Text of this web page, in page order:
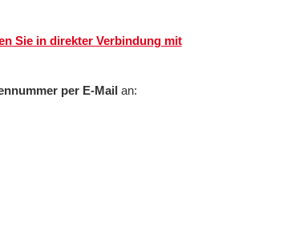
Sie in direkter Verbindung mit
per E-Mail an: